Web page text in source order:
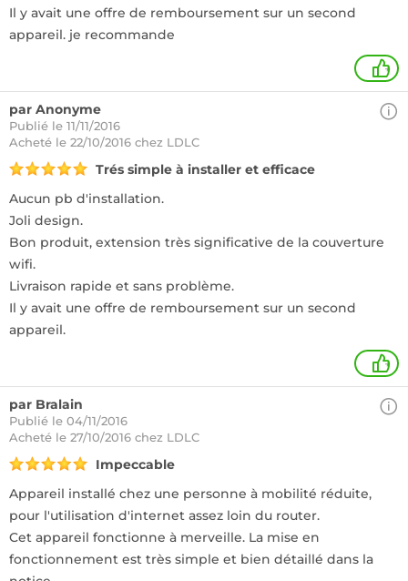
Il y avait une offre de remboursement sur un second
appareil. je recommande
+
par Anonyme
Publié le 11/11/2016
Acheté le 22/10/2016 chez LDLC
Trés simple à installer et efficace
Aucun pb d'installation.
Joli design.
Bon produit, extension très significative de la couverture
wifi.
Livraison rapide et sans problème.
Il y avait une offre de remboursement sur un second
appareil.
+
par Bralain
Publié le 04/11/2016
Acheté le 27/10/2016 chez LDLC
Impeccable
Appareil installé chez une personne à mobilité réduite,
pour l'utilisation d'internet assez loin du router.
Cet appareil fonctionne à merveille. La mise en
fonctionnement est très simple et bien détaillé dans la